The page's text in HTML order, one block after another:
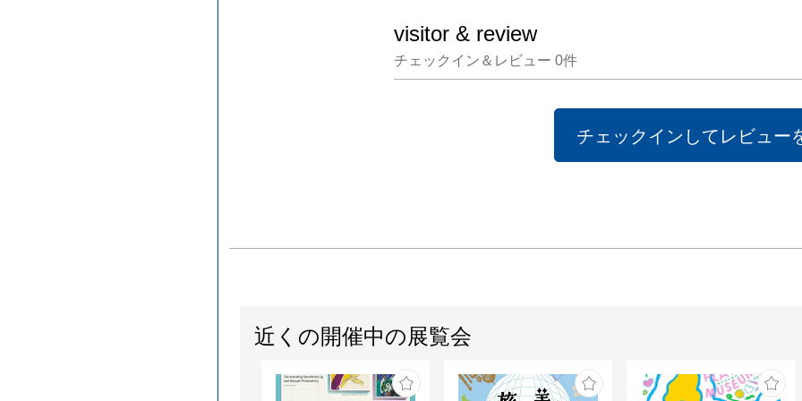
visitor & review
チェックイン＆レビュー 0件
チェックインしてレビュー
近くの開催中の展覧会